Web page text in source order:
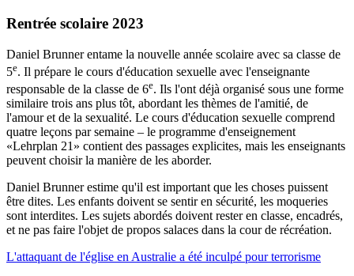
Rentrée scolaire 2023
Daniel Brunner entame la nouvelle année scolaire avec sa classe de
5e. Il prépare le cours d'éducation sexuelle avec l'enseignante
responsable de la classe de 6e. Ils l'ont déjà organisé sous une forme
similaire trois ans plus tôt, abordant les thèmes de l'amitié, de
l'amour et de la sexualité. Le cours d'éducation sexuelle comprend
quatre leçons par semaine – le programme d'enseignement
«Lehrplan 21» contient des passages explicites, mais les enseignants
peuvent choisir la manière de les aborder.
Daniel Brunner estime qu'il est important que les choses puissent
être dites. Les enfants doivent se sentir en sécurité, les moqueries
sont interdites. Les sujets abordés doivent rester en classe, encadrés,
et ne pas faire l'objet de propos salaces dans la cour de récréation.
L'attaquant de l'église en Australie a été inculpé pour terrorisme